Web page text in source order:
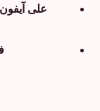
على آيفون